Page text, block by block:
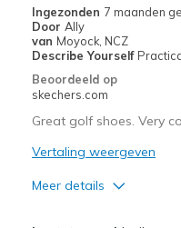
View On Shoes
I'm
Ingezonden 7 maanden
Door Ally
van Moyock, NCZ
Describe Yourself
Beoordeeld op
skechers.com
Great golf shoes. Very
Vertaling weergeven
Meer details